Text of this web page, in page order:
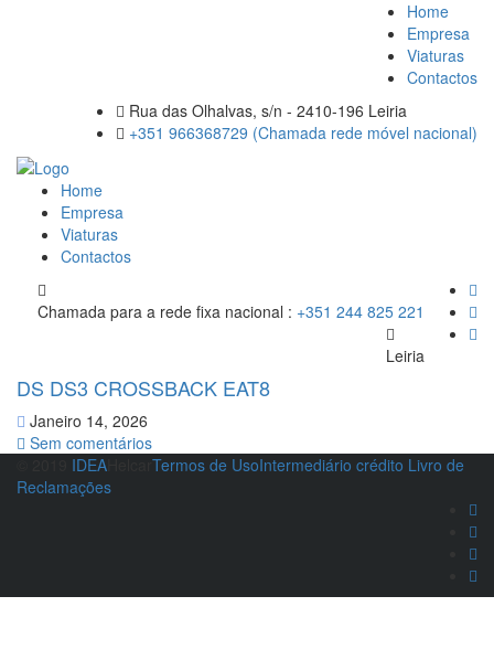
Home
Empresa
Viaturas
Contactos
Rua das Olhalvas, s/n - 2410-196 Leiria
+351 966368729 (Chamada rede móvel nacional)
Home
Empresa
Viaturas
Contactos
Chamada para a rede fixa nacional : +351 244 825 221
Leiria
DS DS3 CROSSBACK EAT8
Janeiro 14, 2026
Sem comentários
IDEA Termos de UsoIntermediário crédito Livro de
Reclamações